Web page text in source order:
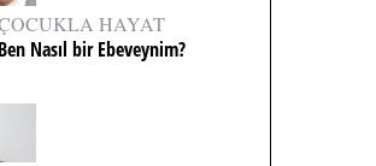
HAYAT
Ben Nasıl bir Ebeveynim?